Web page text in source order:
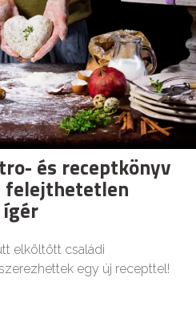
és receptkönyv
felejthetetlen
elköltött családi
egy új recepttel!